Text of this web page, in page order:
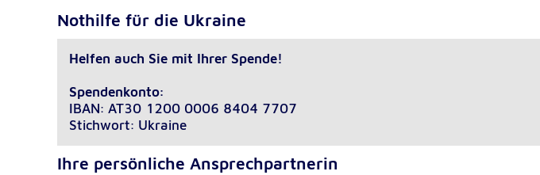
Nothilfe für die Ukraine
Helfen auch Sie mit Ihrer Spende!
Spendenkonto:
IBAN: AT30 1200 0006 8404 7707
Stichwort: Ukraine
Ihre persönliche Ansprechpartnerin